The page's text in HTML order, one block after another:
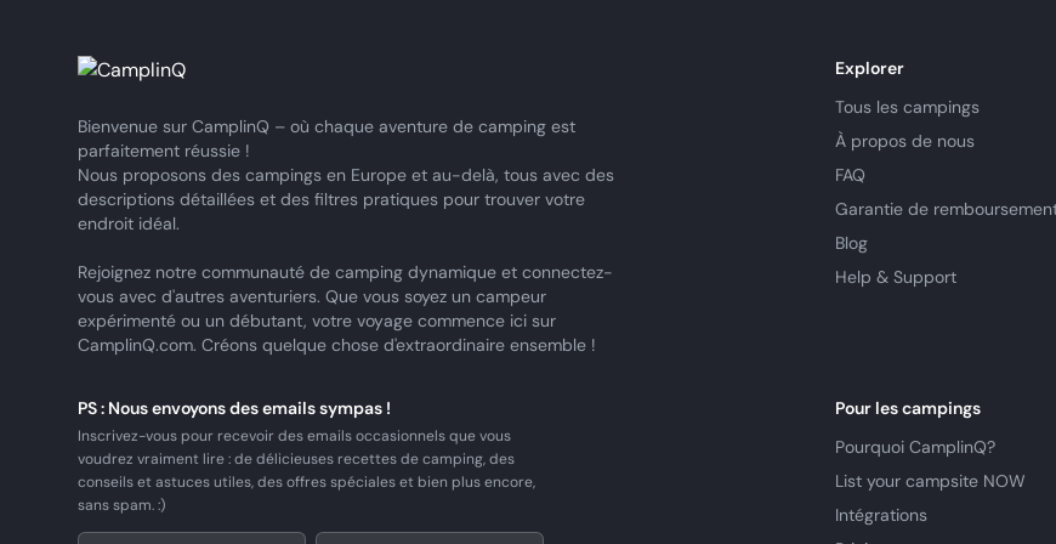
Bienvenue sur CamplinQ – où chaque aventure de camping est
parfaitement réussie !
Nous proposons des campings en Europe et au-delà, tous avec des
descriptions détaillées et des filtres pratiques pour trouver votre
endroit idéal.
Rejoignez notre communauté de camping dynamique et connectez-
vous avec d'autres aventuriers. Que vous soyez un campeur
expérimenté ou un débutant, votre voyage commence ici sur
CamplinQ.com. Créons quelque chose d'extraordinaire ensemble !
Explorer
Tous les campings
À propos de nous
FAQ
Garantie de
Blog
Help & Support
PS : Nous envoyons des emails sympas !
Inscrivez-vous pour recevoir des emails occasionnels que vous
voudrez vraiment lire : de délicieuses recettes de camping, des
conseils et astuces utiles, des offres spéciales et bien plus encore,
sans spam. :)
Pour les campings
Pourquoi CamplinQ?
List your campsite NOW
Intégrations